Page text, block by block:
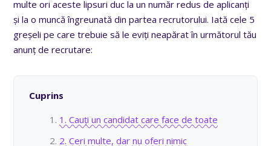
multe ori aceste lipsuri duc la un număr redus de aplicanți
și la o muncă îngreunată din partea recrutorului. Iată cele 5
greșeli pe care trebuie să le eviți neapărat în următorul tău
anunț de recrutare:
Cuprins
1. Cauți un candidat care face de toate
2. Ceri multe, dar nu oferi nimic